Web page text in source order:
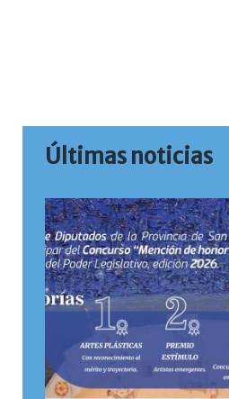
Últimas noticias